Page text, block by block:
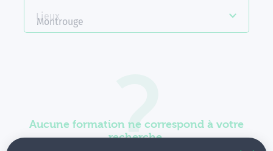
Lieux
Montrouge
Aucune formation ne correspond à votre
recherche.